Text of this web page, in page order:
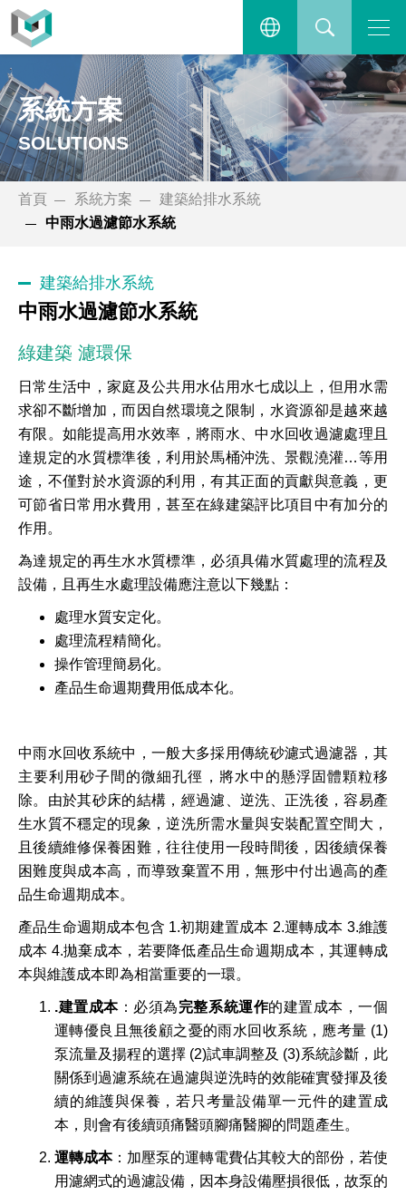
主選單 繁體中文
ENGLISH
搜尋
系統方案
SOLUTIONS
系統方案
首頁 系統方案
建築給排水系統
中雨水過濾節水系統
建築給排水系統
中雨水過濾節水系統
綠建築 濾環保
日常生活中，家庭及公共用水佔用水七成以上，但用水需
求卻不斷增加，而因自然環境之限制，水資源卻是越來越
有限。如能提高用水效率，將雨水、中水回收過濾處理且
達規定的水質標準後，利用於馬桶沖洗、景觀澆灌…等用
途，不僅對於水資源的利用，有其正面的貢獻與意義，更
可節省日常用水費用，甚至在綠建築評比項目中有加分的
作用。
為達規定的再生水水質標準，必須具備水質處理的流程及
設備，且再生水處理設備應注意以下幾點：
處理水質安定化。
處理流程精簡化。
操作管理簡易化。
產品生命週期費用低成本化。
中雨水回收系統中，一般大多採用傳統砂濾式過濾器，其
主要利用砂子間的微細孔徑，將水中的懸浮固體顆粒移
除。由於其砂床的結構，經過濾、逆洗、正洗後，容易產
生水質不穩定的現象，逆洗所需水量與安裝配置空間大，
且後續維修保養困難，往往使用一段時間後，因後續保養
困難度與成本高，而導致棄置不用，無形中付出過高的產
品生命週期成本。
產品生命週期成本包含 1.初期建置成本 2.運轉成本 3.維護
成本 4.拋棄成本，若要降低產品生命週期成本，其運轉成
本與維護成本即為相當重要的一環。
.建置成本：必須為完整系統運作的建置成本，一個
運轉優良且無後顧之憂的雨水回收系統，應考量 (1)
泵流量及揚程的選擇 (2)試車調整及 (3)系統診斷，此
關係到過濾系統在過濾與逆洗時的效能確實發揮及後
續的維護與保養，若只考量設備單一元件的建置成
本，則會有後續頭痛醫頭腳痛醫腳的問題產生。
運轉成本：加壓泵的運轉電費佔其較大的部份，若使
用濾網式的過濾設備，因本身設備壓損很低，故泵的